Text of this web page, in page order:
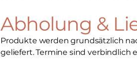
Abholung &
Produkte werden grundsätzlich
geliefert. Termine sind verbindlich